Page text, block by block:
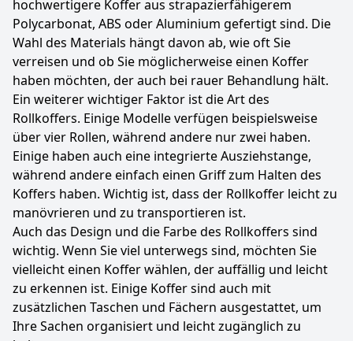
hochwertigere Koffer aus strapazierfähigerem
Polycarbonat, ABS oder Aluminium gefertigt sind. Die
Wahl des Materials hängt davon ab, wie oft Sie
verreisen und ob Sie möglicherweise einen Koffer
haben möchten, der auch bei rauer Behandlung hält.
Ein weiterer wichtiger Faktor ist die Art des
Rollkoffers. Einige Modelle verfügen beispielsweise
über vier Rollen, während andere nur zwei haben.
Einige haben auch eine integrierte Ausziehstange,
während andere einfach einen Griff zum Halten des
Koffers haben. Wichtig ist, dass der Rollkoffer leicht zu
manövrieren und zu transportieren ist.
Auch das Design und die Farbe des Rollkoffers sind
wichtig. Wenn Sie viel unterwegs sind, möchten Sie
vielleicht einen Koffer wählen, der auffällig und leicht
zu erkennen ist. Einige Koffer sind auch mit
zusätzlichen Taschen und Fächern ausgestattet, um
Ihre Sachen organisiert und leicht zugänglich zu